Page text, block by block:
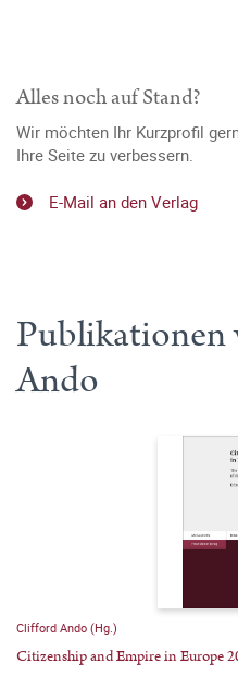
Alles noch auf Stand?
Wir möchten Ihr Kurzprofil
Ihre Seite zu verbessern.
E-Mail an den Verlag
Ando
Clifford Ando (Hg.)
Citizenship and Empire in Europe